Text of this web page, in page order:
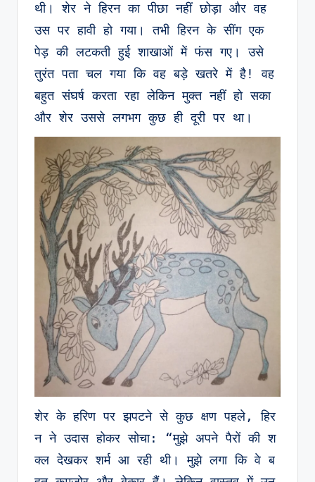
थी। शेर ने हिरन का पीछा नहीं छोड़ा और वह
उस पर हावी हो गया। तभी हिरन के सींग एक
पेड़ की लटकती हुई शाखाओं में फंस गए। उसे
तुरंत पता चल गया कि वह बड़े खतरे में है! वह
बहुत संघर्ष करता रहा लेकिन मुक्त नहीं हो सका
और शेर उससे लगभग कुछ ही दूरी पर था।
शेर के हरिण पर झपटने से कुछ क्षण पहले, हिर
न ने उदास होकर सोचा: “मुझे अपने पैरों की श
क्ल देखकर शर्म आ रही थी। मुझे लगा कि वे ब